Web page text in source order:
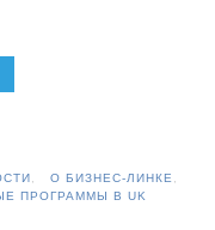
О БИЗНЕС-ЛИНКЕ
ПРОГРАММЫ В UK